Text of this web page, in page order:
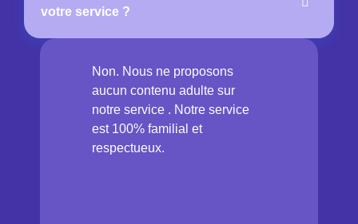
votre service ?
Non. Nous ne proposons
aucun contenu adulte sur
notre service . Notre service
est 100% familial et
respectueux.